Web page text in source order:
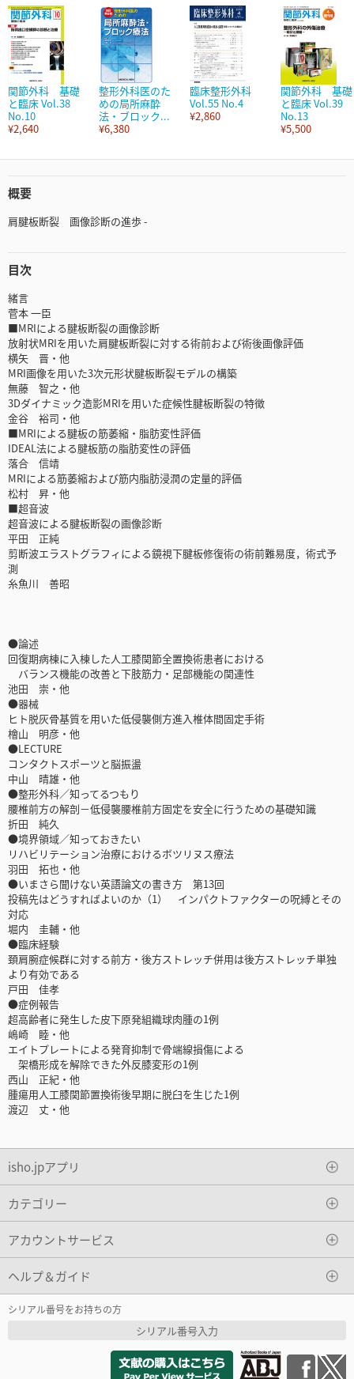
関節外科 基礎
と臨床 Vol.38
No.10
¥2,640
整形外科医のた
めの局所麻酔
法・ブロック...
¥6,380
臨床整形外科
Vol.55 No.4
¥2,860
関節外科 基礎
と臨床 Vol.39
No.13
¥5,500
概要
肩腱板断裂 画像診断の進歩 -
目次
緒言
菅本 一臣
■MRIによる腱板断裂の画像診断
放射状MRIを用いた肩腱板断裂に対する術前および術後画像評価
横矢 晋・他
MRI画像を用いた3次元形状腱板断裂モデルの構築
無藤 智之・他
3Dダイナミック造影MRIを用いた症候性腱板断裂の特徴
金谷 裕司・他
■MRIによる腱板の筋萎縮・脂肪変性評価
IDEAL法による腱板筋の脂肪変性の評価
落合 信靖
MRIによる筋萎縮および筋内脂肪浸潤の定量的評価
松村 昇・他
■超音波
超音波による腱板断裂の画像診断
平田 正純
剪断波エラストグラフィによる鏡視下腱板修復術の術前難易度，術式予
測
糸魚川 善昭
●論述
回復期病棟に入棟した人工膝関節全置換術患者における
バランス機能の改善と下肢筋力・足部機能の関連性
池田 崇・他
●器械
ヒト脱灰骨基質を用いた低侵襲側方進入椎体間固定手術
檜山 明彦・他
●LECTURE
コンタクトスポーツと脳振盪
中山 晴雄・他
●整形外科／知ってるつもり
腰椎前方の解剖－低侵襲腰椎前方固定を安全に行うための基礎知識
折田 純久
●境界領域／知っておきたい
リハビリテーション治療におけるボツリヌス療法
羽田 拓也・他
●いまさら聞けない英語論文の書き方 第13回
投稿先はどうすればよいのか（1） インパクトファクターの呪縛とその
対応
堀内 圭輔・他
●臨床経験
頚肩腕症候群に対する前方・後方ストレッチ併用は後方ストレッチ単独
より有効である
戸田 佳孝
●症例報告
超高齢者に発生した皮下原発組織球肉腫の1例
嶋崎 睦・他
エイトプレートによる発育抑制で骨端線損傷による
架橋形成を解除できた外反膝変形の1例
西山 正紀・他
腫瘍用人工膝関節置換術後早期に脱臼を生じた1例
渡辺 丈・他
isho.jpアプリ
カテゴリー
アカウントサービス
ヘルプ＆ガイド
シリアル番号をお持ちの方
シリアル番号入力